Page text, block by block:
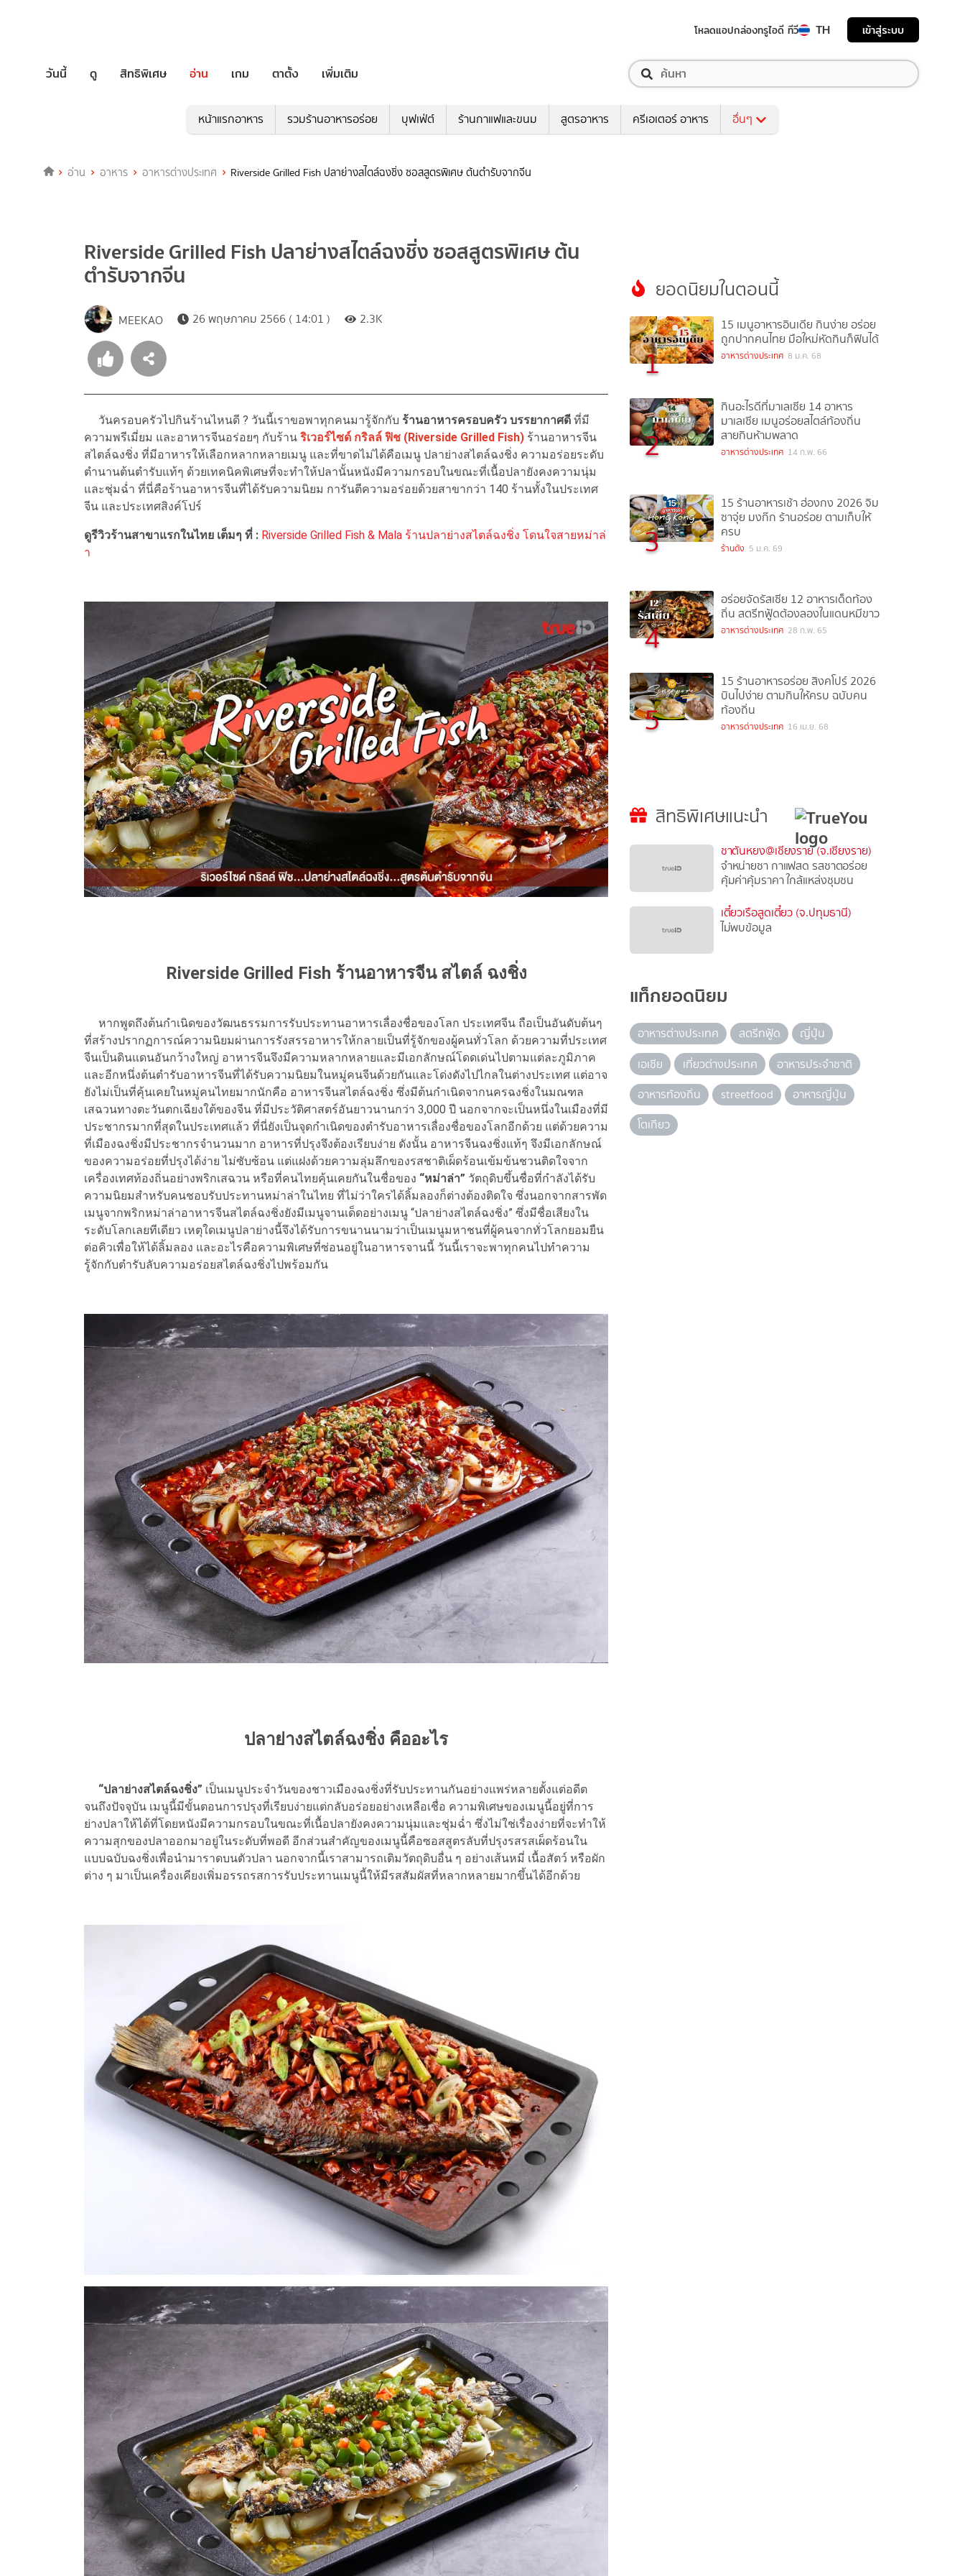
โหลดแอปกล่องทรูไอดี ทีวี TH เข้าสู่ระบบ
วันนี้ ดู สิทธิพิเศษ อ่าน เกม ตาตั้ง เพิ่มเติม
หน้าแรกอาหาร รวมร้านอาหารอร่อย บุฟเฟ่ต์ ร้านกาแฟและขนม สูตรอาหาร ครีเอเตอร์ อาหาร อื่นๆ
อ่าน อาหาร อาหารต่างประเทศ Riverside Grilled Fish ปลาย่างสไตล์ฉงชิ่ง ซอสสูตรพิเศษ ต้นตำรับจากจีน
Riverside Grilled Fish ปลาย่างสไตล์ฉงชิ่ง ซอสสูตรพิเศษ ต้น
ตำรับจากจีน
MEEKAO 26 พฤษภาคม 2566 ( 14:01 ) 2.3K
วันครอบครัวไปกินร้านไหนดี ? วันนี้เราขอพาทุกคนมารู้จักกับ ร้านอาหารครอบครัว บรรยากาศดี ที่มี
ความพรีเมี่ยม และอาหารจีนอร่อยๆ กับร้าน ริเวอร์ไซด์ กริลล์ ฟิช (Riverside Grilled Fish) ร้านอาหารจีน
สไตล์ฉงชิ่ง ที่มีอาหารให้เลือกหลากหลายเมนู และที่ขาดไม่ได้คือเมนู ปลาย่างสไตล์ฉงชิ่ง ความอร่อยระดับ
ตำนานต้นตำรับแท้ๆ ด้วยเทคนิคพิเศษที่จะทำให้ปลานั้นหนังมีความกรอบในขณะที่เนื้อปลายังคงความนุ่ม
และชุ่มฉ่ำ ที่นี่คือร้านอาหารจีนที่ได้รับความนิยม การันตีความอร่อยด้วยสาขากว่า 140 ร้านทั้งในประเทศ
จีน และประเทศสิงค์โปร์
ดูรีวิวร้านสาขาแรกในไทย เต็มๆ ที่ : Riverside Grilled Fish & Mala ร้านปลาย่างสไตล์ฉงชิ่ง โดนใจสายหม่าล่
า
Riverside Grilled Fish ร้านอาหารจีน สไตล์ ฉงชิ่ง
หากพูดถึงต้นกำเนิดของวัฒนธรรมการรับประทานอาหารเลื่องชื่อของโลก ประเทศจีน ถือเป็นอันดับต้นๆ
ที่สร้างปรากฏการณ์ความนิยมผ่านการรังสรรอาหารให้กลายเป็นที่รู้จักของผู้คนทั่วโลก ด้วยความที่ประเทศ
จีนเป็นดินแดนอันกว้างใหญ่ อาหารจีนจึงมีความหลากหลายและมีเอกลักษณ์โดดเด่นไปตามแต่ละภูมิภาค
และอีกหนึ่งต้นตำรับอาหารจีนที่ได้รับความนิยมในหมู่คนจีนด้วยกันและโด่งดังไปไกลในต่างประเทศ แต่อาจ
ยังไม่เป็นที่คุ้นเคยในหมู่คนไทยมากนักคือ อาหารจีนสไตล์ฉงชิ่ง ซึ่งมีต้นกำเนิดจากนครฉงชิ่งในมณฑล
เสฉวนทางตะวันตกเฉียงใต้ของจีน ที่มีประวัติศาสตร์อันยาวนานกว่า 3,000 ปี นอกจากจะเป็นหนึ่งในเมืองที่มี
ประชากรมากที่สุดในประเทศแล้ว ที่นี่ยังเป็นจุดกำเนิดของตำรับอาหารเลื่องชื่อของโลกอีกด้วย แต่ด้วยความ
ที่เมืองฉงชิ่งมีประชากรจำนวนมาก อาหารที่ปรุงจึงต้องเรียบง่าย ดังนั้น อาหารจีนฉงชิ่งแท้ๆ จึงมีเอกลักษณ์
ของความอร่อยที่ปรุงได้ง่าย ไม่ซับซ้อน แต่แฝงด้วยความลุ่มลึกของรสชาติเผ็ดร้อนเข้มข้นชวนติดใจจาก
เครื่องเทศท้องถิ่นอย่างพริกเสฉวน หรือที่คนไทยคุ้นเคยกันในชื่อของ “หม่าล่า” วัตถุดิบขึ้นชื่อที่กำลังได้รับ
ความนิยมสำหรับคนชอบรับประทานหม่าล่าในไทย ที่ไม่ว่าใครได้ลิ้มลองก็ต่างต้องติดใจ ซึ่งนอกจากสารพัด
เมนูจากพริกหม่าล่าอาหารจีนสไตล์ฉงชิ่งยังมีเมนูจานเด็ดอย่างเมนู “ปลาย่างสไตล์ฉงชิ่ง” ซึ่งมีชื่อเสียงใน
ระดับโลกเลยทีเดียว เหตุใดเมนูปลาย่างนี้จึงได้รับการขนานนามว่าเป็นเมนูมหาชนที่ผู้คนจากทั่วโลกยอมยืน
ต่อคิวเพื่อให้ได้ลิ้มลอง และอะไรคือความพิเศษที่ซ่อนอยู่ในอาหารจานนี้ วันนี้เราจะพาทุกคนไปทำความ
รู้จักกับตำรับลับความอร่อยสไตล์ฉงชิ่งไปพร้อมกัน
ปลาย่างสไตล์ฉงชิ่ง คืออะไร
“ปลาย่างสไตล์ฉงชิ่ง” เป็นเมนูประจำวันของชาวเมืองฉงชิ่งที่รับประทานกันอย่างแพร่หลายตั้งแต่อดีต
จนถึงปัจจุบัน เมนูนี้มีขั้นตอนการปรุงที่เรียบง่ายแต่กลับอร่อยอย่างเหลือเชื่อ ความพิเศษของเมนูนี้อยู่ที่การ
ย่างปลาให้ได้ที่โดยหนังมีความกรอบในขณะที่เนื้อปลายังคงความนุ่มและชุ่มฉ่ำ ซึ่งไม่ใช่เรื่องง่ายที่จะทำให้
ความสุกของปลาออกมาอยู่ในระดับที่พอดี อีกส่วนสำคัญของเมนูนี้คือซอสสูตรลับที่ปรุงรสรสเผ็ดร้อนใน
แบบฉบับฉงชิ่งเพื่อนำมาราดบนตัวปลา นอกจากนี้เราสามารถเติมวัตถุดิบอื่น ๆ อย่างเส้นหมี่ เนื้อสัตว์ หรือผัก
ต่าง ๆ มาเป็นเครื่องเคียงเพิ่มอรรถรสการรับประทานเมนูนี้ให้มีรสสัมผัสที่หลากหลายมากขึ้นได้อีกด้วย
ยอดนิยมในตอนนี้
1
15 เมนูอาหารอินเดีย กินง่าย อร่อย
ถูกปากคนไทย มือใหม่หัดกินก็ฟินได้
อาหารต่างประเทศ 8 ม.ค. 68
2
กินอะไรดีที่มาเลเซีย 14 อาหาร
มาเลเซีย เมนูอร่อยสไตล์ท้องถิ่น
สายกินห้ามพลาด
อาหารต่างประเทศ 14 ก.พ. 66
3
15 ร้านอาหารเช้า ฮ่องกง 2026 จิม
ซาจุ่ย มงก๊ก ร้านอร่อย ตามเก็บให้
ครบ
ร้านดัง 5 ม.ค. 69
4
อร่อยจัดรัสเซีย 12 อาหารเด็ดท้อง
ถิ่น สตรีทฟู้ดต้องลองในแดนหมีขาว
อาหารต่างประเทศ 28 ก.พ. 65
5
15 ร้านอาหารอร่อย สิงคโปร์ 2026
บินไปง่าย ตามกินให้ครบ ฉบับคน
ท้องถิ่น
อาหารต่างประเทศ 16 เม.ย. 68
สิทธิพิเศษแนะนำ
ชาตันหยง@เชียงราย (จ.เชียงราย)
จำหน่ายชา กาแฟสด รสชาตอร่อย
คุ้มค่าคุ้มราคา ใกล้แหล่งชุมชน
เตี๋ยวเรือสูดเตี๋ยว (จ.ปทุมธานี)
ไม่พบข้อมูล
แท็กยอดนิยม
อาหารต่างประเทศ สตรีทฟู้ด
ญี่ปุ่น
เอเชีย
เที่ยวต่างประเทศ
อาหารประจำชาติ
อาหารท้องถิ่น
streetfood
อาหารญี่ปุ่น
โตเกียว